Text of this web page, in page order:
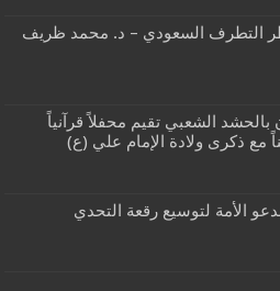
التطرف السعودي – د. محمد ظريف
بالحشد الشعبي تقيم محفلاً قرآنياً
مع ذكرى ولادة الإمام علي (ع)
الأمة لتوسيع رقعة التحدي